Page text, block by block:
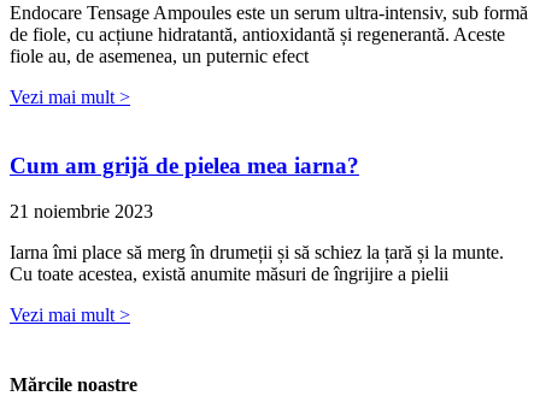
Endocare Tensage Ampoules este un serum ultra-intensiv, sub formă
de fiole, cu acțiune hidratantă, antioxidantă și regenerantă. Aceste
fiole au, de asemenea, un puternic efect
Vezi mai mult >
Cum am grijă de pielea mea iarna?
21 noiembrie 2023
Iarna îmi place să merg în drumeții și să schiez la țară și la munte.
Cu toate acestea, există anumite măsuri de îngrijire a pielii
Vezi mai mult >
Mărcile noastre